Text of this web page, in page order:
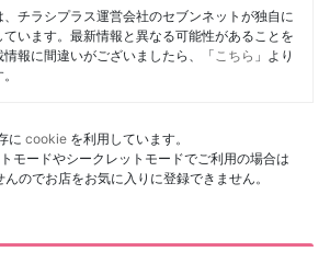
、チラシプラス運営会社のセブンネットが独自に
います。最新情報と異なる可能性があることを
報に間違いがございましたら、「 こちら 」より
に cookie を利用しています。
モードやシークレットモードでご利用の場合は
のでお店をお気に入りに登録できません。